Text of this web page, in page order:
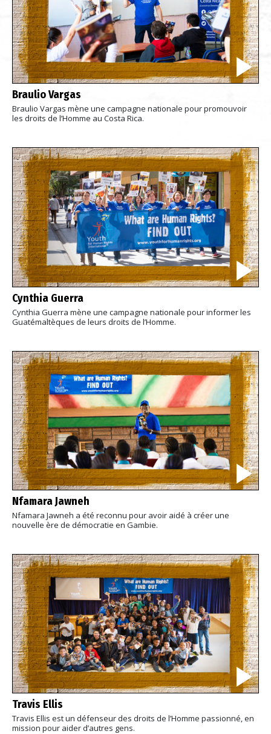
Braulio Vargas
Braulio Vargas mène une campagne nationale pour promouvoir
les droits de l’Homme au Costa Rica.
Cynthia Guerra
Cynthia Guerra mène une campagne nationale pour informer les
Guatémaltèques de leurs droits de l’Homme.
Nfamara Jawneh
Nfamara Jawneh a été reconnu pour avoir aidé à créer une
nouvelle ère de démocratie en Gambie.
Travis Ellis
Travis Ellis est un défenseur des droits de l’Homme passionné, en
mission pour aider d’autres gens.